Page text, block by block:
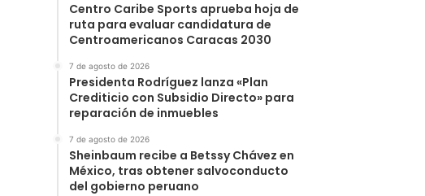
Centro Caribe Sports aprueba hoja de
ruta para evaluar candidatura de
Centroamericanos Caracas 2030
7 de agosto de 2026
Presidenta Rodríguez lanza «Plan
Crediticio con Subsidio Directo» para
reparación de inmuebles
7 de agosto de 2026
Sheinbaum recibe a Betssy Chávez en
México, tras obtener salvoconducto
del gobierno peruano